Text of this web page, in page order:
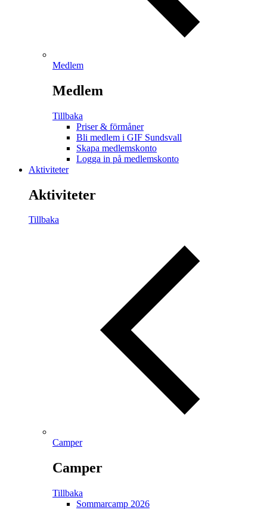
Medlem
Medlem
Tillbaka
Priser & förmåner
Bli medlem i GIF Sundsvall
Skapa medlemskonto
Logga in på medlemskonto
Aktiviteter
Aktiviteter
Tillbaka
Camper
Camper
Tillbaka
Sommarcamp 2026